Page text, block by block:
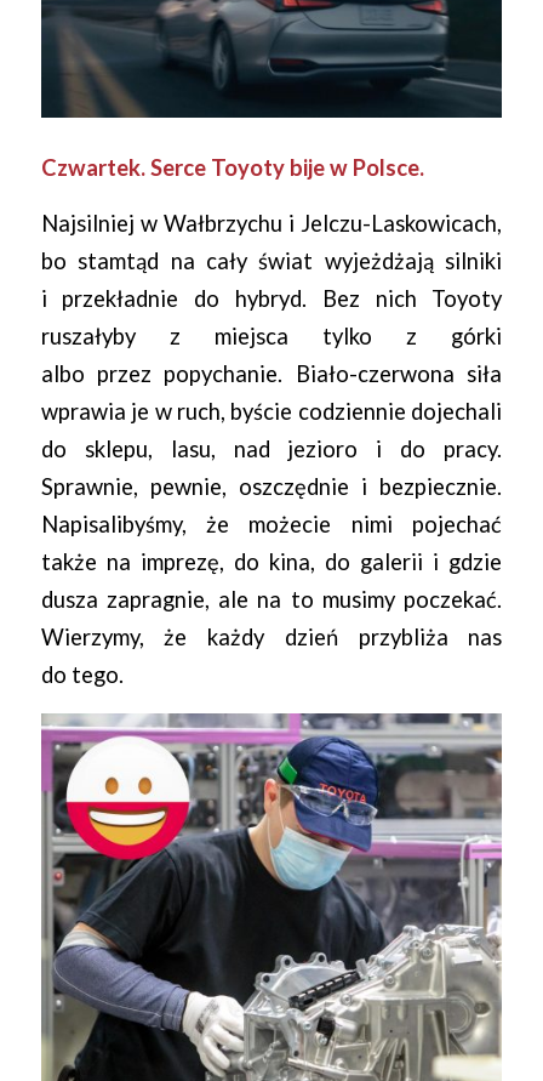
Czwartek. Serce Toyoty bije w Polsce.
Najsilniej w Wałbrzychu i Jelczu-Laskowicach,
bo stamtąd na cały świat wyjeżdżają silniki
i przekładnie do hybryd. Bez nich Toyoty
ruszałyby z miejsca tylko z górki
albo przez popychanie. Biało-czerwona siła
wprawia je w ruch, byście codziennie dojechali
do sklepu, lasu, nad jezioro i do pracy.
Sprawnie, pewnie, oszczędnie i bezpiecznie.
Napisalibyśmy, że możecie nimi pojechać
także na imprezę, do kina, do galerii i gdzie
dusza zapragnie, ale na to musimy poczekać.
Wierzymy, że każdy dzień przybliża nas
do tego.